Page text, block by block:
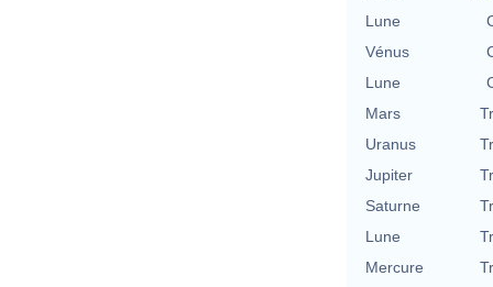
Lune
Vénus
Lune
Mars
Uranus
Jupiter
Saturne
Lune
Mercure